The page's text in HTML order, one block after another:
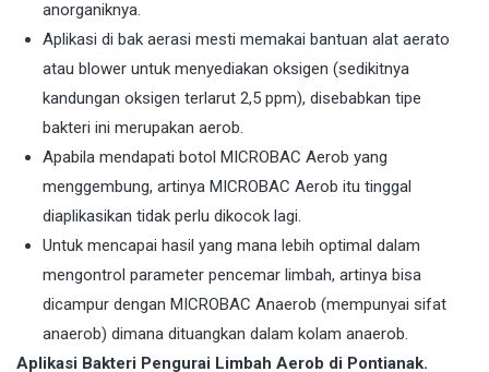
anorganiknya.
Aplikasi di bak aerasi mesti memakai bantuan alat aerato
atau blower untuk menyediakan oksigen (sedikitnya
kandungan oksigen terlarut 2,5 ppm), disebabkan tipe
bakteri ini merupakan aerob.
Apabila mendapati botol MICROBAC Aerob yang
menggembung, artinya MICROBAC Aerob itu tinggal
diaplikasikan tidak perlu dikocok lagi.
Untuk mencapai hasil yang mana lebih optimal dalam
mengontrol parameter pencemar limbah, artinya bisa
dicampur dengan MICROBAC Anaerob (mempunyai sifat
anaerob) dimana dituangkan dalam kolam anaerob.
Aplikasi Bakteri Pengurai Limbah Aerob di Pontianak.